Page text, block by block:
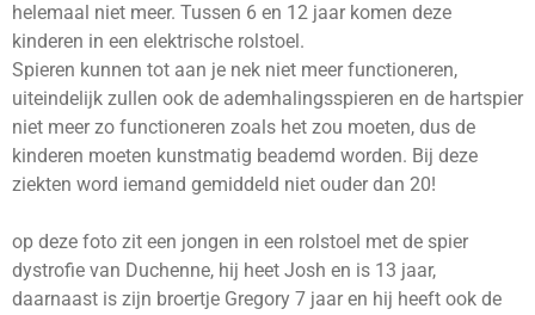
helemaal niet meer. Tussen 6 en 12 jaar komen deze
kinderen in een elektrische rolstoel.
Spieren kunnen tot aan je nek niet meer functioneren,
uiteindelijk zullen ook de ademhalingsspieren en de hartspier
niet meer zo functioneren zoals het zou moeten, dus de
kinderen moeten kunstmatig beademd worden. Bij deze
ziekten word iemand gemiddeld niet ouder dan 20!
op deze foto zit een jongen in een rolstoel met de spier
dystrofie van Duchenne, hij heet Josh en is 13 jaar,
daarnaast is zijn broertje Gregory 7 jaar en hij heeft ook de